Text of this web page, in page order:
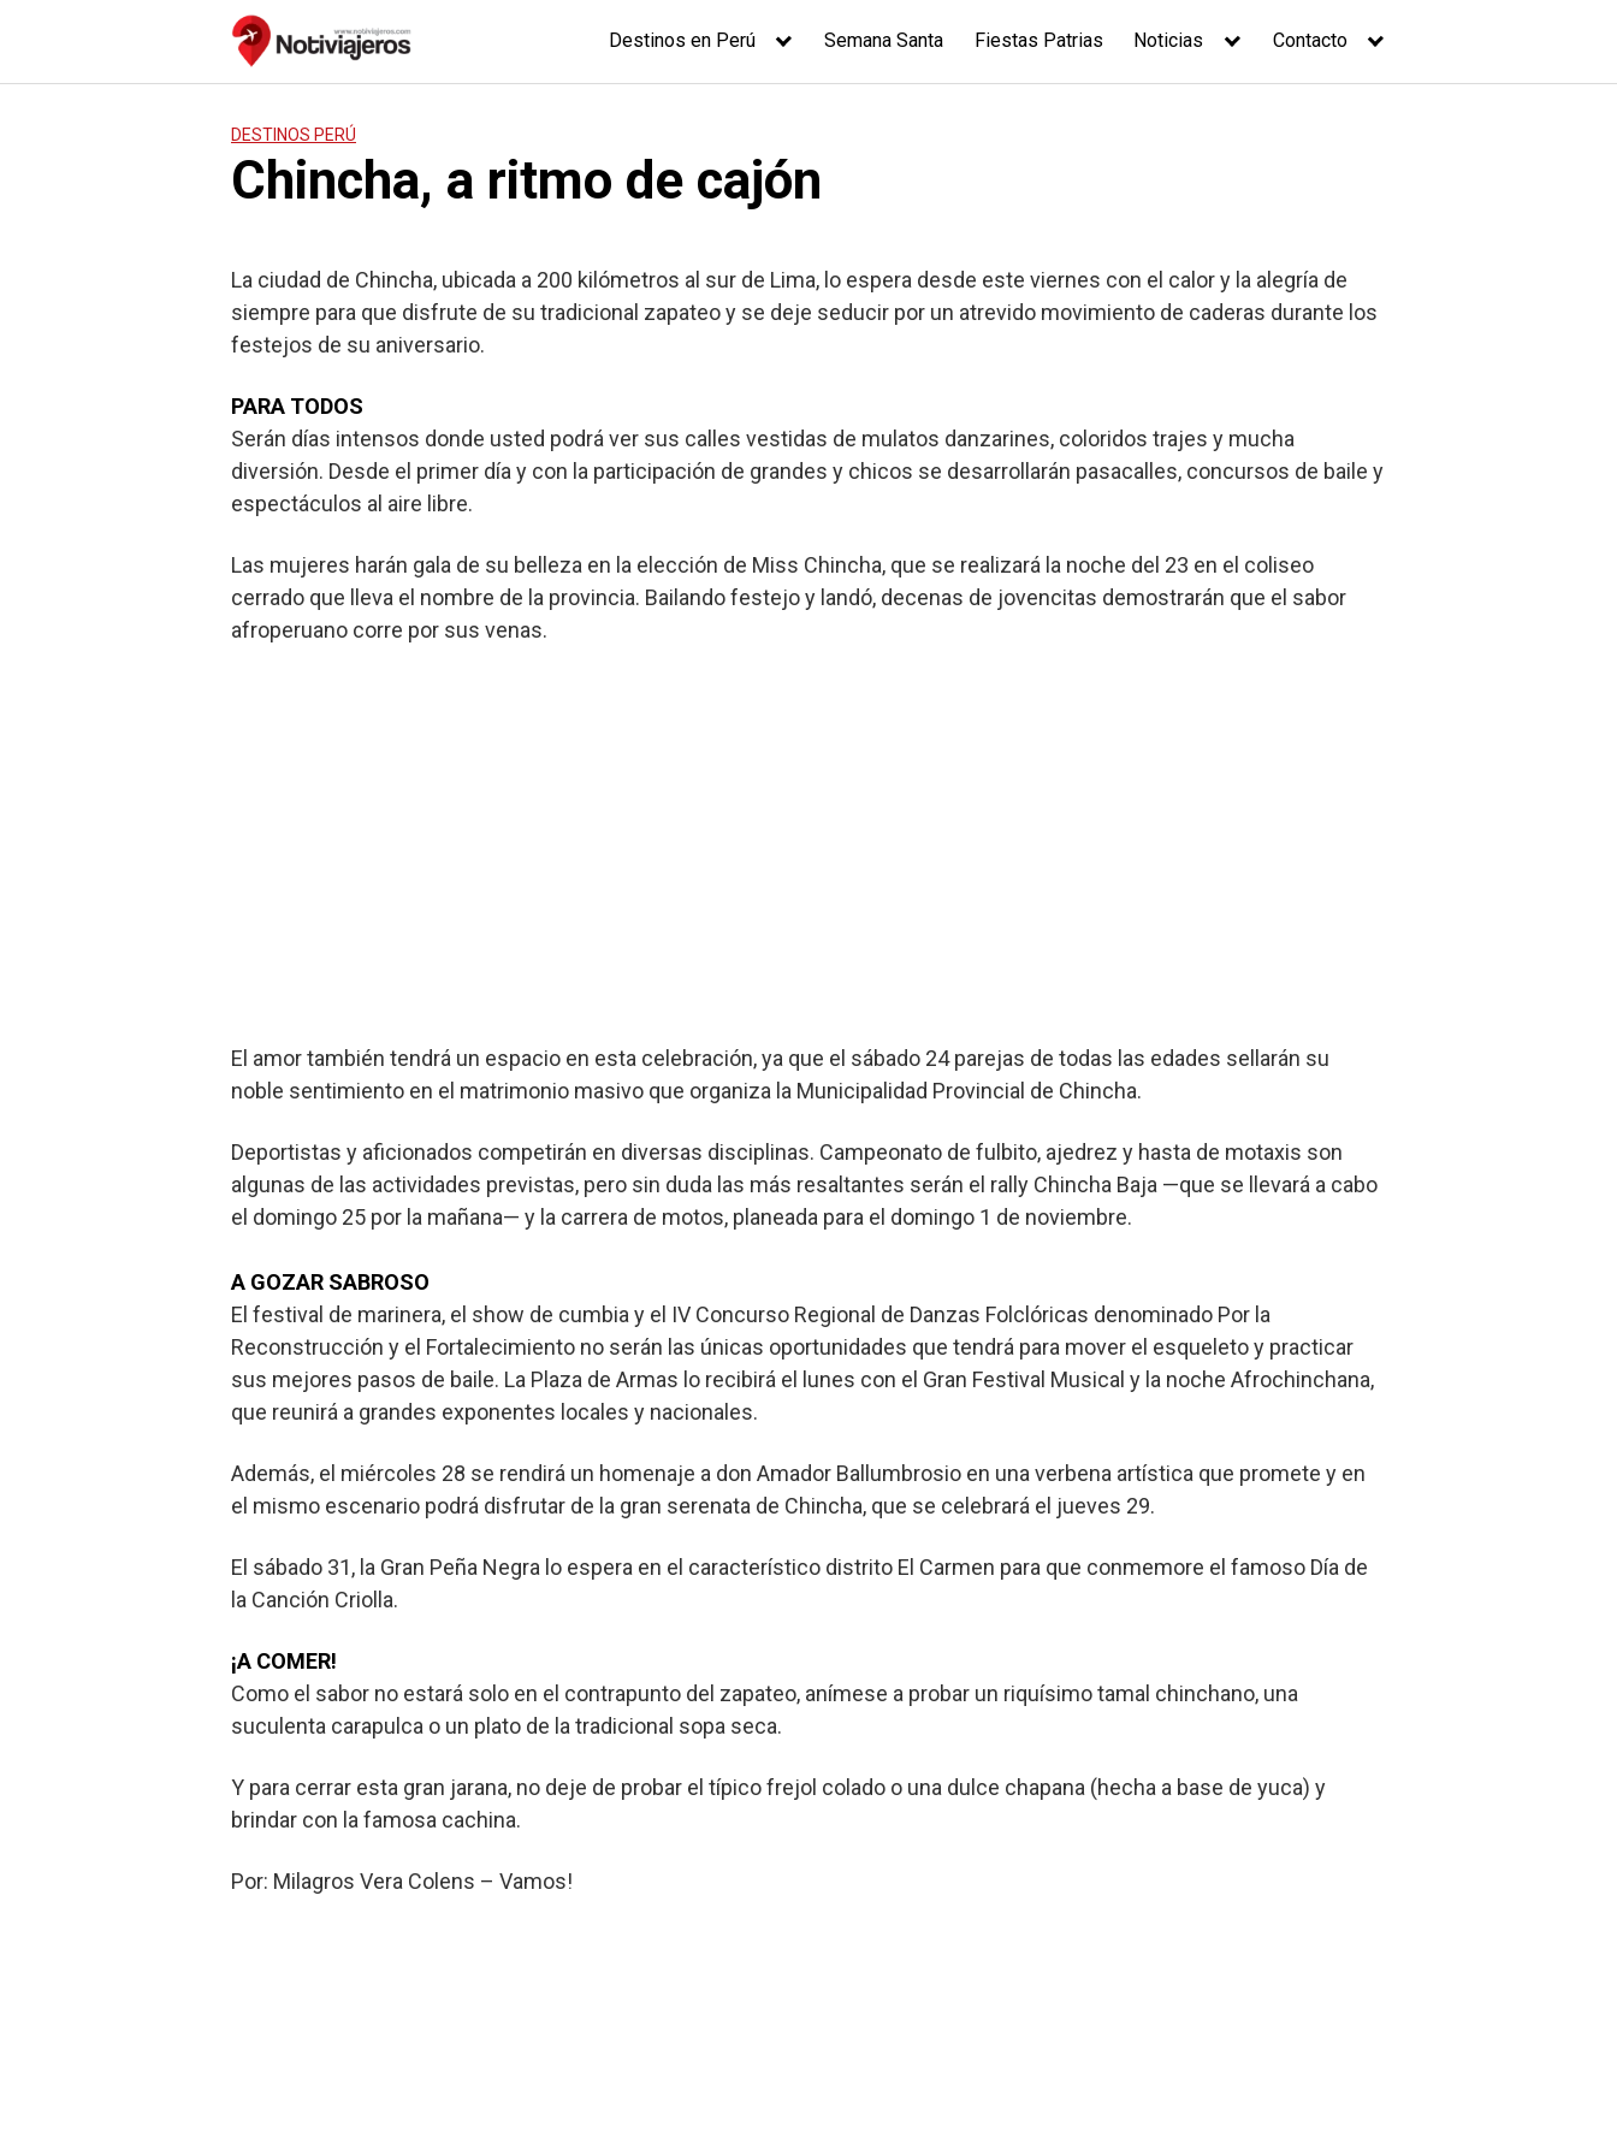
Destinos en Perú Semana Santa Fiestas Patrias Noticias Contacto
DESTINOS PERÚ
Chincha, a ritmo de cajón
La ciudad de Chincha, ubicada a 200 kilómetros al sur de Lima, lo espera desde este viernes con el calor y la alegría de
siempre para que disfrute de su tradicional zapateo y se deje seducir por un atrevido movimiento de caderas durante los
festejos de su aniversario.
PARA TODOS
Serán días intensos donde usted podrá ver sus calles vestidas de mulatos danzarines, coloridos trajes y mucha
diversión. Desde el primer día y con la participación de grandes y chicos se desarrollarán pasacalles, concursos de baile y
espectáculos al aire libre.
Las mujeres harán gala de su belleza en la elección de Miss Chincha, que se realizará la noche del 23 en el coliseo
cerrado que lleva el nombre de la provincia. Bailando festejo y landó, decenas de jovencitas demostrarán que el sabor
afroperuano corre por sus venas.
El amor también tendrá un espacio en esta celebración, ya que el sábado 24 parejas de todas las edades sellarán su
noble sentimiento en el matrimonio masivo que organiza la Municipalidad Provincial de Chincha.
Deportistas y aficionados competirán en diversas disciplinas. Campeonato de fulbito, ajedrez y hasta de motaxis son
algunas de las actividades previstas, pero sin duda las más resaltantes serán el rally Chincha Baja —que se llevará a cabo
el domingo 25 por la mañana— y la carrera de motos, planeada para el domingo 1 de noviembre.
A GOZAR SABROSO
El festival de marinera, el show de cumbia y el IV Concurso Regional de Danzas Folclóricas denominado Por la
Reconstrucción y el Fortalecimiento no serán las únicas oportunidades que tendrá para mover el esqueleto y practicar
sus mejores pasos de baile. La Plaza de Armas lo recibirá el lunes con el Gran Festival Musical y la noche Afrochinchana,
que reunirá a grandes exponentes locales y nacionales.
Además, el miércoles 28 se rendirá un homenaje a don Amador Ballumbrosio en una verbena artística que promete y en
el mismo escenario podrá disfrutar de la gran serenata de Chincha, que se celebrará el jueves 29.
El sábado 31, la Gran Peña Negra lo espera en el característico distrito El Carmen para que conmemore el famoso Día de
la Canción Criolla.
¡A COMER!
Como el sabor no estará solo en el contrapunto del zapateo, anímese a probar un riquísimo tamal chinchano, una
suculenta carapulca o un plato de la tradicional sopa seca.
Y para cerrar esta gran jarana, no deje de probar el típico frejol colado o una dulce chapana (hecha a base de yuca) y
brindar con la famosa cachina.
Por: Milagros Vera Colens – Vamos!